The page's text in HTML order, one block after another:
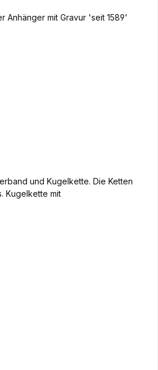
und Kugelkette. Die Ketten
Kugelkette mit